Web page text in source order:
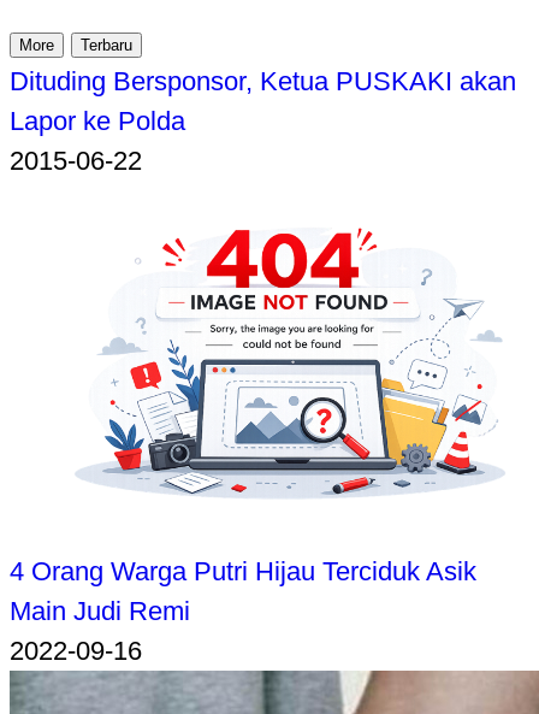
More Terbaru
Dituding Bersponsor, Ketua PUSKAKI akan
Lapor ke Polda
2015-06-22
4 Orang Warga Putri Hijau Terciduk Asik
Main Judi Remi
2022-09-16